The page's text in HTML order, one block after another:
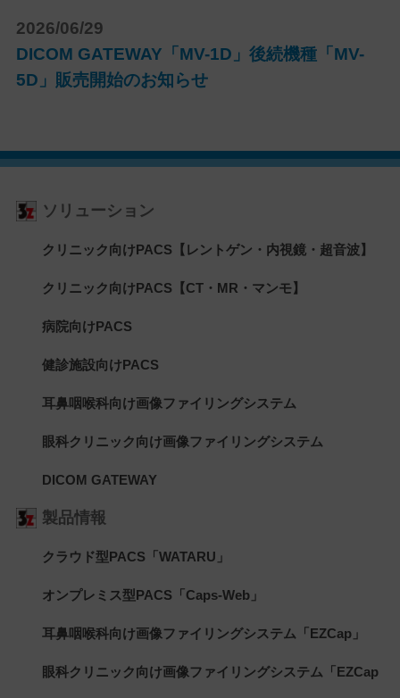
2026/06/29
DICOM GATEWAY「MV-1D」後続機種「MV-
5D」販売開始のお知らせ
ソリューション
クリニック向けPACS【レントゲン・内視鏡・超音波】
クリニック向けPACS【CT・MR・マンモ】
病院向けPACS
健診施設向けPACS
耳鼻咽喉科向け画像ファイリングシステム
眼科クリニック向け画像ファイリングシステム
DICOM GATEWAY
製品情報
クラウド型PACS「WATARU」
オンプレミス型PACS「Caps-Web」
耳鼻咽喉科向け画像ファイリングシステム「EZCap」
眼科クリニック向け画像ファイリングシステム「EZCap